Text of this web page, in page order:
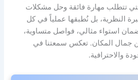
تتطلب مهارة فائقة وحل مشكلات
النظرية، بل نُطبقها عملياً في كل
استواء مثالي، فواصل متساوية،
جمال المكان. تعكس سمعتنا في
والاحترافية.